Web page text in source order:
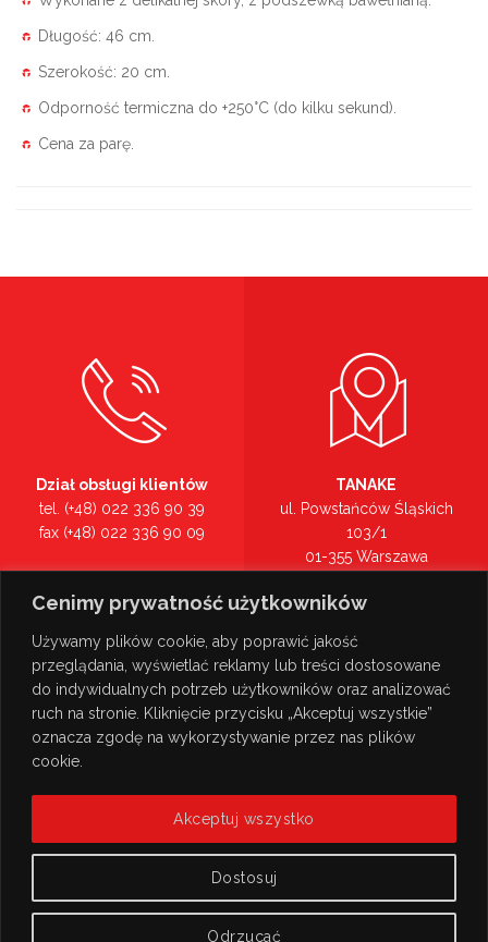
Cenimy prywatność użytkowników
Używamy plików cookie, aby poprawić jakość
przeglądania, wyświetlać reklamy lub treści dostosowane
do indywidualnych potrzeb użytkowników oraz analizować
ruch na stronie. Kliknięcie przycisku „Akceptuj wszystkie”
oznacza zgodę na wykorzystywanie przez nas plików
cookie.
Dostosuj
Odrzucać
Akceptuj wszystko
Długość: 46 cm.
Szerokość: 20 cm.
Odporność termiczna do +250°C (do kilku sekund).
Cena za parę.
Dział obsługi klientów
tel. (+48) 022 336 90 39
fax (+48) 022 336 90 09
tel. (+48) 022 336 90 00
TANAKE
ul. Powstańców Śląskich
103/1
01-355 Warszawa
Zobacz na mapie >